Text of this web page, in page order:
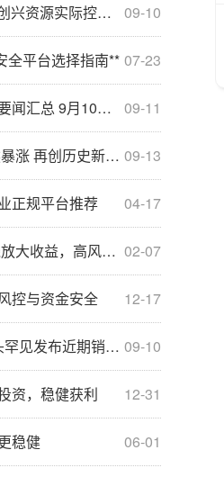
09-10
疑似失联 今日股价跌停
07-23
全平台选择指南**
09-11
总 9月10日 周二
09-13
再创历史新高！
04-17
正规平台推荐
02-07
益，高风险高回报
12-17
控与资金安全
09-10
布近期销售情况！
12-31
资，稳健获利
06-01
稳健